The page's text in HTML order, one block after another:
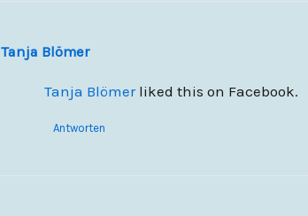
Tanja Blömer
Tanja Blömerliked this on Facebook.
Antworten